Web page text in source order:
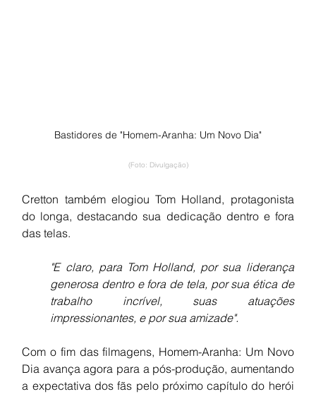
Bastidores de "Homem-Aranha: Um Novo Dia"
(Foto: Divulgação)
Cretton também elogiou Tom Holland, protagonista
do longa, destacando sua dedicação dentro e fora
das telas.
"E claro, para Tom Holland, por sua liderança
generosa dentro e fora de tela, por sua ética de
trabalho incrível, suas atuações
impressionantes, e por sua amizade".
Com o fim das filmagens, Homem-Aranha: Um Novo
Dia avança agora para a pós-produção, aumentando
a expectativa dos fãs pelo próximo capítulo do herói